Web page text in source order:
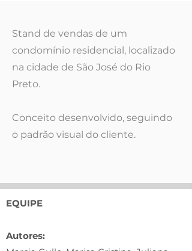
Stand de vendas de um
condomínio residencial, localizado
na cidade de São José do Rio
Preto.
Conceito desenvolvido, seguindo
o padrão visual do cliente.
EQUIPE
Autores: